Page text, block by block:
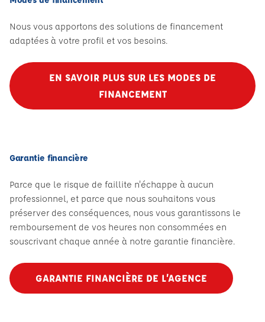
Nous vous apportons des solutions de financement
adaptées à votre profil et vos besoins.
EN SAVOIR PLUS SUR LES MODES DE
FINANCEMENT
Garantie financière
Parce que le risque de faillite n'échappe à aucun
professionnel, et parce que nous souhaitons vous
préserver des conséquences, nous vous garantissons le
remboursement de vos heures non consommées en
souscrivant chaque année à notre garantie financière.
GARANTIE FINANCIÈRE DE L’AGENCE